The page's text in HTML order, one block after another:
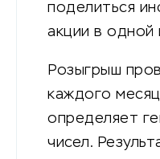
поделиться
акции в одной
Розыгрыш
каждого
определяет
чисел.